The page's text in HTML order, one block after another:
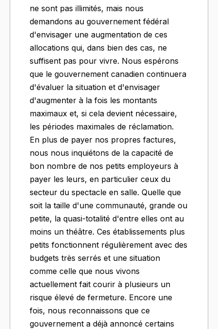
ne sont pas illimités, mais nous
demandons au gouvernement fédéral
d'envisager une augmentation de ces
allocations qui, dans bien des cas, ne
suffisent pas pour vivre. Nous espérons
que le gouvernement canadien continuera
d'évaluer la situation et d'envisager
d'augmenter à la fois les montants
maximaux et, si cela devient nécessaire,
les périodes maximales de réclamation.
En plus de payer nos propres factures,
nous nous inquiétons de la capacité de
bon nombre de nos petits employeurs à
payer les leurs, en particulier ceux du
secteur du spectacle en salle. Quelle que
soit la taille d'une communauté, grande ou
petite, la quasi-totalité d'entre elles ont au
moins un théâtre. Ces établissements plus
petits fonctionnent régulièrement avec des
budgets très serrés et une situation
comme celle que nous vivons
actuellement fait courir à plusieurs un
risque élevé de fermeture. Encore une
fois, nous reconnaissons que ce
gouvernement a déjà annoncé certains